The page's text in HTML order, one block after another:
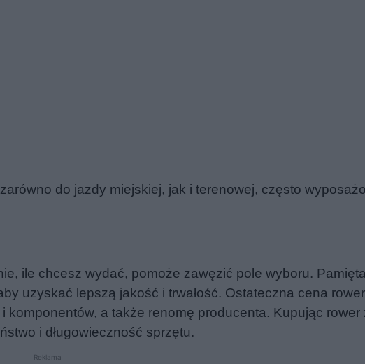
do jazdy miejskiej, jak i terenowej, często
ile chcesz wydać, pomoże zawęzić pole wyboru.
uzyskać lepszą jakość i trwałość. Ostateczna cena
komponentów, a także renomę producenta. Kupując rower
i długowieczność sprzętu.
Reklama